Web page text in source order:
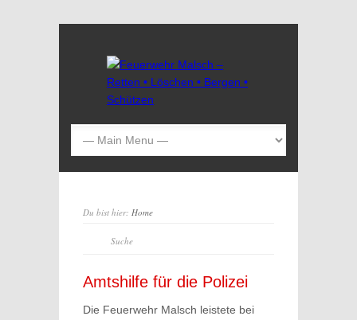
Du bist hier: Home
Amtshilfe für die Polizei
Die Feuerwehr Malsch leistete bei